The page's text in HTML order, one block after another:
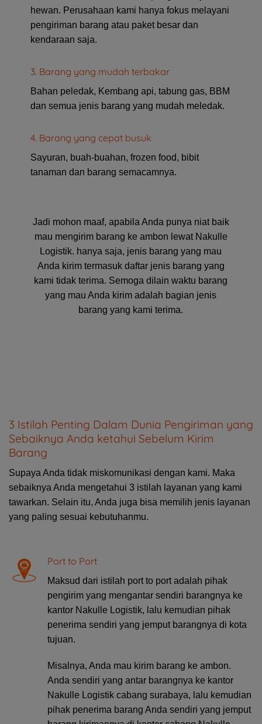
hewan. Perusahaan kami hanya fokus melayani
pengiriman barang atau paket besar dan
kendaraan saja.
3. Barang yang mudah terbakar
Bahan peledak, Kembang api, tabung gas, BBM
dan semua jenis barang yang mudah meledak.
4. Barang yang cepat busuk
Sayuran, buah-buahan, frozen food, bibit
tanaman dan barang semacamnya.
Jadi mohon maaf, apabila Anda punya niat baik
mau mengirim barang ke ambon lewat Nakulle
Logistik. hanya saja, jenis barang yang mau
Anda kirim termasuk daftar jenis barang yang
kami tidak terima. Semoga dilain waktu barang
yang mau Anda kirim adalah bagian jenis
barang yang kami terima.
3 Istilah Penting Dalam Dunia Pengiriman yang
Sebaiknya Anda ketahui Sebelum Kirim
Barang
Supaya Anda tidak miskomunikasi dengan kami. Maka
sebaiknya Anda mengetahui 3 istilah layanan yang kami
tawarkan. Selain itu, Anda juga bisa memilih jenis layanan
yang paling sesuai kebutuhanmu.
Port to Port
Maksud dari istilah port to port adalah pihak
pengirim yang mengantar sendiri barangnya ke
kantor Nakulle Logistik, lalu kemudian pihak
penerima sendiri yang jemput barangnya di kota
tujuan.
Misalnya, Anda mau kirim barang ke ambon.
Anda sendiri yang antar barangnya ke kantor
Nakulle Logistik cabang surabaya, lalu kemudian
pihak penerima barang Anda sendiri yang jemput